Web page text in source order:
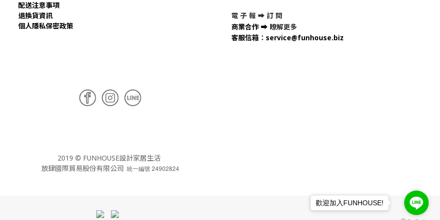
配送注意事項
退換貨資訊
個人隱私保密政策
電 子 報 ➡ 訂 閱
商業合作 ➡ 瞭解更多
客服信箱 ： service@funhouse.biz
2019 © FUNHOUSE設計家居生活
放肆國際貿易股份有限公司 統一編號 24902824
歡迎加入FUNHOUSE!